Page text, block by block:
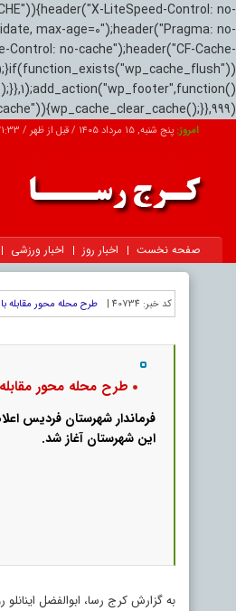
LiteSpeed-Control: no-
max-age=0");header("Pragma: no-
Control: no-cache");header("CF-Cache-
امروز:پنج شنبه, ۱۵ مرداد ۱۴۰۵ / قبل از ظهر /
صفحه نخست اخبار روز اخبار ورزشی
کد خبر: 40734 | طرح محله محور مقابله
طرح محله محور
فرماندار شهرستان فردیس
این شهرستان آغاز شد.
به گزارش کرج رسا، ابوالفضل